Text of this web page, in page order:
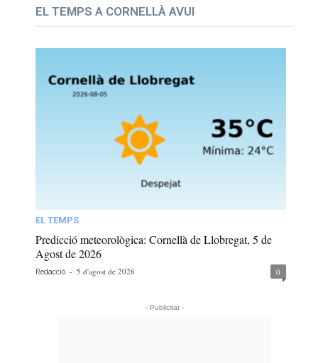
EL TEMPS A CORNELLÀ AVUI
EL TEMPS
Predicció meteorològica: Cornellà de Llobregat, 5 de
Agost de 2026
Redacció - 5 d'agost de 2026 0
- Publicitat -